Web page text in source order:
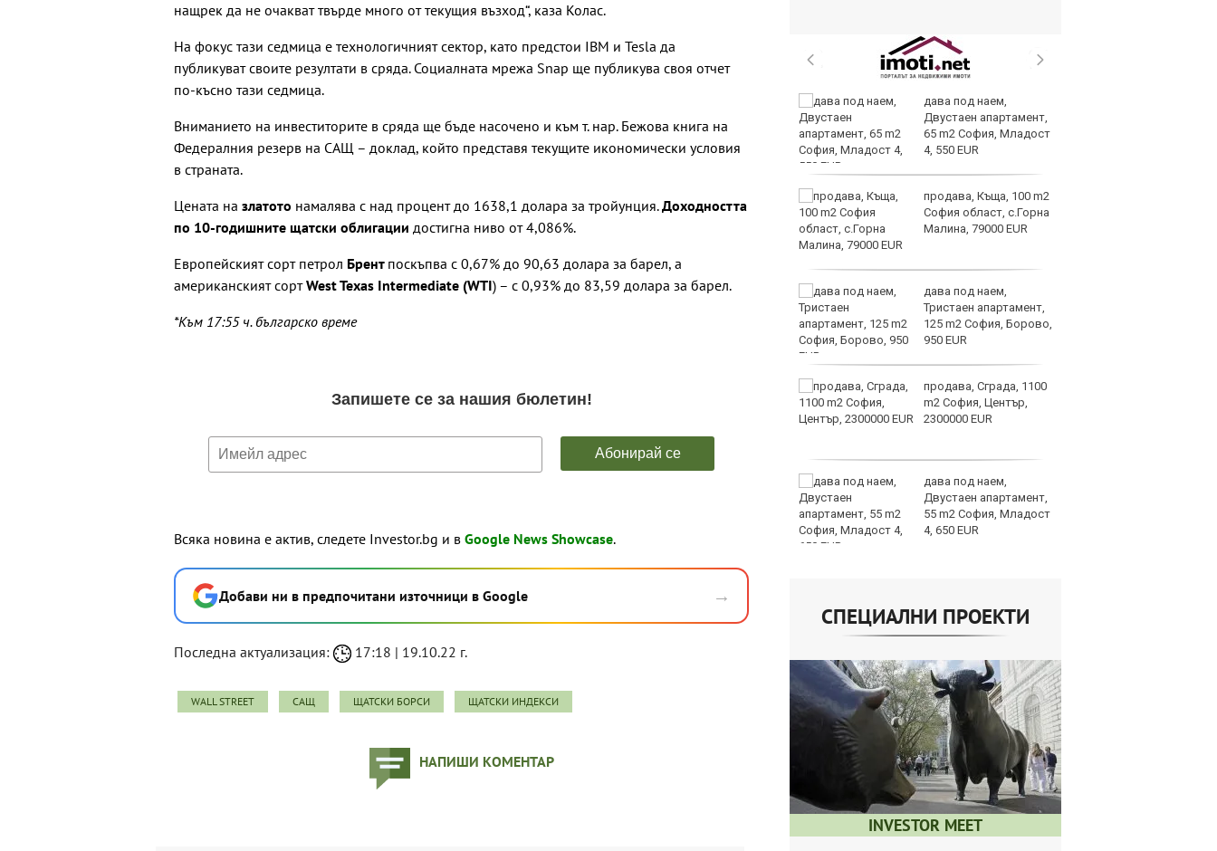
нащрек да не очакват твърде много от текущия възход“, каза Колас.
На фокус тази седмица е технологичният сектор, като предстои IBM и Tesla да
публикуват своите резултати в сряда. Социалната мрежа Snap ще публикува своя отчет
по-късно тази седмица.
Вниманието на инвеститорите в сряда ще бъде насочено и към т. нар. Бежова книга на
Федералния резерв на САЩ – доклад, който представя текущите икономически условия
в страната.
Цената на златото намалява с над процент до 1638,1 долара за тройунция.Доходността
по 10-годишните щатски облигации достигна ниво от 4,086%.
Европейският сорт петрол Брент поскъпва с 0,67% до 90,63 долара за барел, а
американският сортWest Texas Intermediate (WTI) – с 0,93% до 83,59 долара за барел.
*Към 17:55 ч. българско време
Всяка новина е актив, следете Investor.bg и в Google News Showcase.
Добави ни в предпочитани източници в Google →
Последна актуализация: 17:18 | 19.10.22 г.
WALL STREET САЩ ЩАТСКИ БОРСИ ЩАТСКИ ИНДЕКСИ
НАПИШИ КОМЕНТАР
катастрофи у нас за
последните 24 часа
продължава да спада
Варненката Тея
дава под наем,
Двустаен апартамент,
65 m2 София, Младост
4, 550 EUR
продава, Къща, 100 m2
София област, с.Горна
Малина, 79000 EUR
дава под наем,
Тристаен апартамент,
125 m2 София, Борово,
950 EUR
продава, Сграда, 1100
m2 София, Център,
2300000 EUR
дава под наем,
Двустаен апартамент,
55 m2 София, Младост
4, 650 EUR
СПЕЦИАЛНИ ПРОЕКТИ
INVESTOR MEET